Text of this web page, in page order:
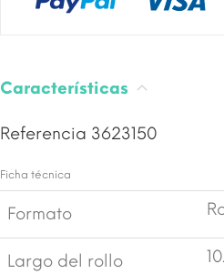
Características
Referencia 3623150
Ficha técnica
Formato
Largo del rollo